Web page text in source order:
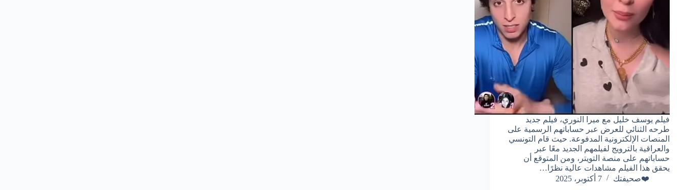
فيلم يوسف خليل مع ميرا النوري، فيلم جديد
طرحه الثنائي للعرض عبر حساباتهم الرسمية على
المنصات الإلكترونية المدفوعة. حيث قام التونسي
والعراقية بالترويج لفيلمهم الجديد معًا عبر
حساباتهم على منصة التويتر، ومن المتوقع أن
يحقق هذا الفيلم مشاهدات عالية نظرًا…
❤️صحيفتك
7 أكتوبر، 2025